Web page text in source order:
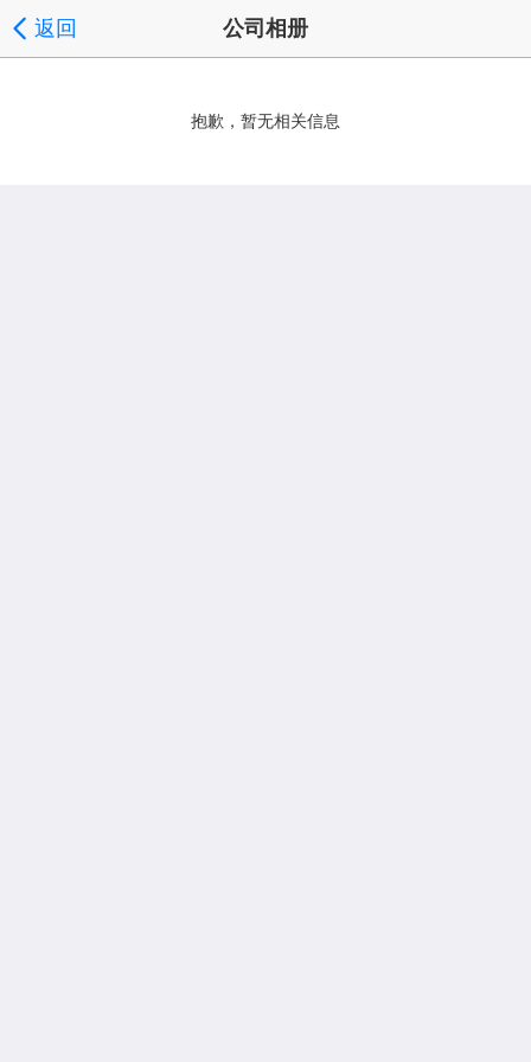
返回 公司相册
抱歉，暂无相关信息